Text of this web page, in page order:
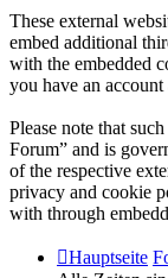
These external
embed additional
with the embedded
you have an
Please note that
Forum” and is
of the respective
privacy and cookie
with through
Hauptseite